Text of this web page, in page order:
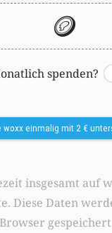
🪙
spenden?
Switch
woxx einmalig mit 2 €
insgesamt auf
Diese Daten